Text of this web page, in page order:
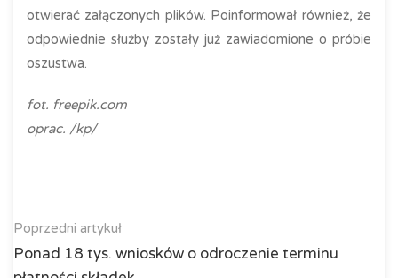
otwierać załączonych plików. Poinformował również, że
odpowiednie służby zostały już zawiadomione o próbie
oszustwa.
fot. freepik.com
oprac. /kp/
Poprzedni artykuł
Ponad 18 tys. wniosków o odroczenie terminu